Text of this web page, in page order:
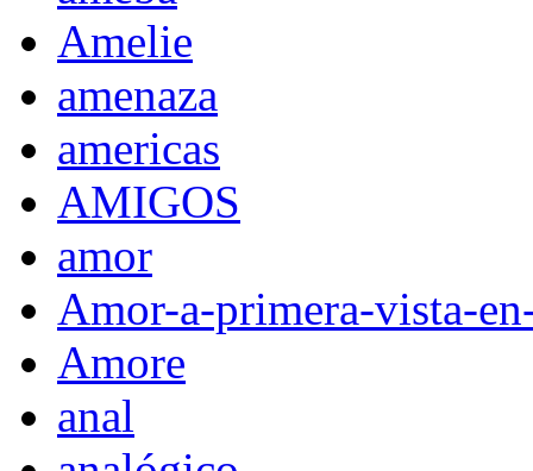
Amelie
amenaza
americas
AMIGOS
amor
Amor-a-primera-vista-
Amore
anal